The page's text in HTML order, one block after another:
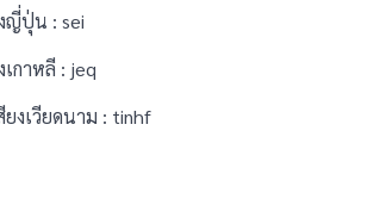
ญี่ปุ่น : sei
เกาหลี : jeq
ยงเวียดนาม : tinhf